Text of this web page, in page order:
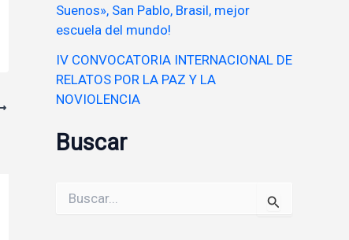
Suenos», San Pablo, Brasil, mejor
escuela del mundo!
IV CONVOCATORIA INTERNACIONAL DE
RELATOS POR LA PAZ Y LA
NOVIOLENCIA
Buscar
por: